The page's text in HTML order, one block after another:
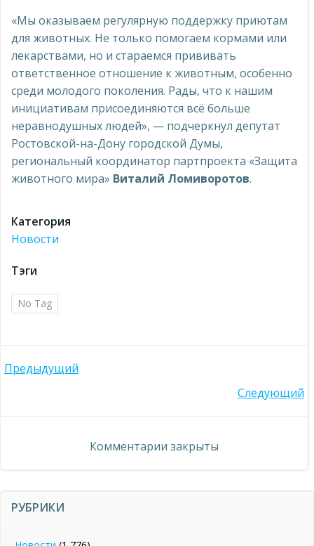
«Мы оказываем регулярную поддержку приютам
для животных. Не только помогаем кормами или
лекарствами, но и стараемся прививать
ответственное отношение к животным, особенно
среди молодого поколения. Рады, что к нашим
инициативам присоединяются всё больше
неравнодушных людей», — подчеркнул депутат
Ростовской-на-Дону городской Думы,
региональный координатор партпроекта «Защита
животного мира» Виталий Ломиворотов.
Категория
Новости
Тэги
No Tag
Навигация
записям
Предыдущий
Следующий
Комментарии закрыты
РУБРИКИ